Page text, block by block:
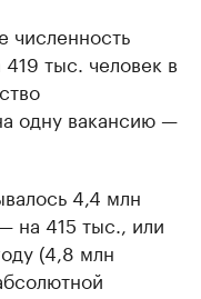
тыс. человек в
одну вакансию —
4,4 млн
на 415 тыс., или
(4,8 млн